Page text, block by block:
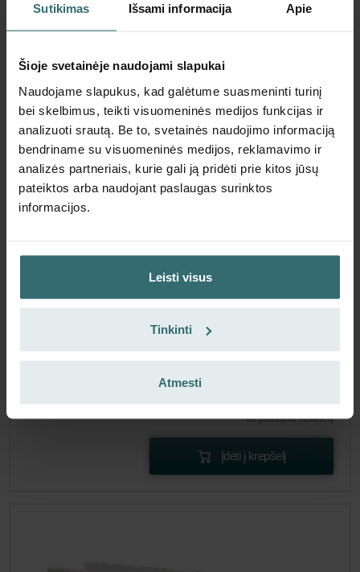
Sutikimas Išsami informacija Apie
Šioje svetainėje naudojami slapukai
Naudojame slapukus, kad galėtume suasmeninti turinį
bei skelbimus, teikti visuomeninės medijos funkcijas ir
analizuoti srautą. Be to, svetainės naudojimo informaciją
bendriname su visuomeninės medijos, reklamavimo ir
analizės partneriais, kurie gali ją pridėti prie kitos jūsų
pateiktos arba naudojant paslaugas surinktos
informacijos.
Leisti visus
Tinkinti
Atmesti
Pradinis apsaugos nuo žiedadulkių
rinkinys – „Zehnder ComfoAir 300–550" |
„Zehnder Original"
Filtrų rinkinys (pradinis rinkinys), skirtas apsaugoti jūsų
kūrenamų krosnelių – ePM10 (M5) / CRS (G4)
Katalogo numeris: 400102111
Šis produktas randamas šiose kategorijose:ComfoAir 350,
be pristatymo mokesčių
Įdėti į krepšelį